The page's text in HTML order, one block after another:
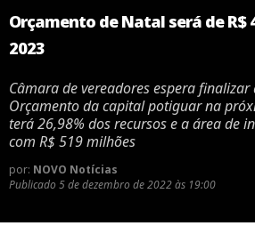
Orçamento de Natal será de R$
2023
Câmara de vereadores espera finalizar
Orçamento da capital potiguar na
terá 26,98% dos recursos e a área de
com R$ 519 milhões
por: NOVO Notícias
Publicado 5 de dezembro de 2022 às 19:00